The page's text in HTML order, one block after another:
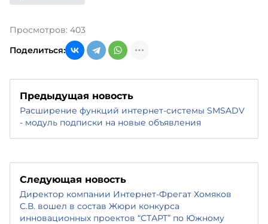
Просмотров: 403
Поделиться:
Предыдущая новость
Расширение функций интернет-системы SMSADV
- модуль подписки на новые объявления
Следующая новость
Директор компании Интернет-Фрегат Хомяков
С.В. вошел в состав Жюри конкурса
инновационных проектов “СТАРТ” по Южному